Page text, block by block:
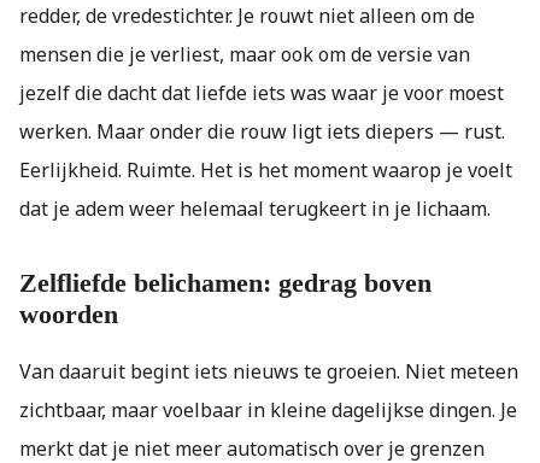
redder, de vredestichter. Je rouwt niet alleen om de
mensen die je verliest, maar ook om de versie van
jezelf die dacht dat liefde iets was waar je voor moest
werken. Maar onder die rouw ligt iets diepers — rust.
Eerlijkheid. Ruimte. Het is het moment waarop je voelt
dat je adem weer helemaal terugkeert in je lichaam.
Zelfliefde belichamen: gedrag boven
woorden
Van daaruit begint iets nieuws te groeien. Niet meteen
zichtbaar, maar voelbaar in kleine dagelijkse dingen. Je
merkt dat je niet meer automatisch over je grenzen